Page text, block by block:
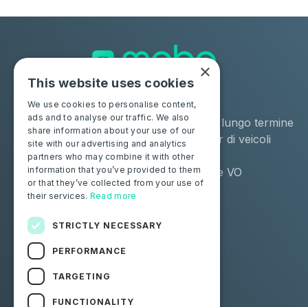
Soluzioni
Moba Certify Pro
Negozio
Industrie
Noleggio a lungo termine
Remarketer di veicoli
usati
Distributore VO
Privati
Certifica la tua batteria
Seguici
×
This website uses cookies
We use cookies to personalise content,
ads and to analyse our traffic. We also
share information about your use of our
site with our advertising and analytics
partners who may combine it with other
information that you’ve provided to them
or that they’ve collected from your use of
their services. Read more
STRICTLY NECESSARY
PERFORMANCE
TARGETING
FUNCTIONALITY